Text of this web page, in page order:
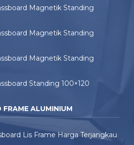
Magnetik Standing
Magnetik Standing
Magnetik Standing
Standing 100×120
FRAME ALUMINIUM
Lis Frame Harga Terjangkau